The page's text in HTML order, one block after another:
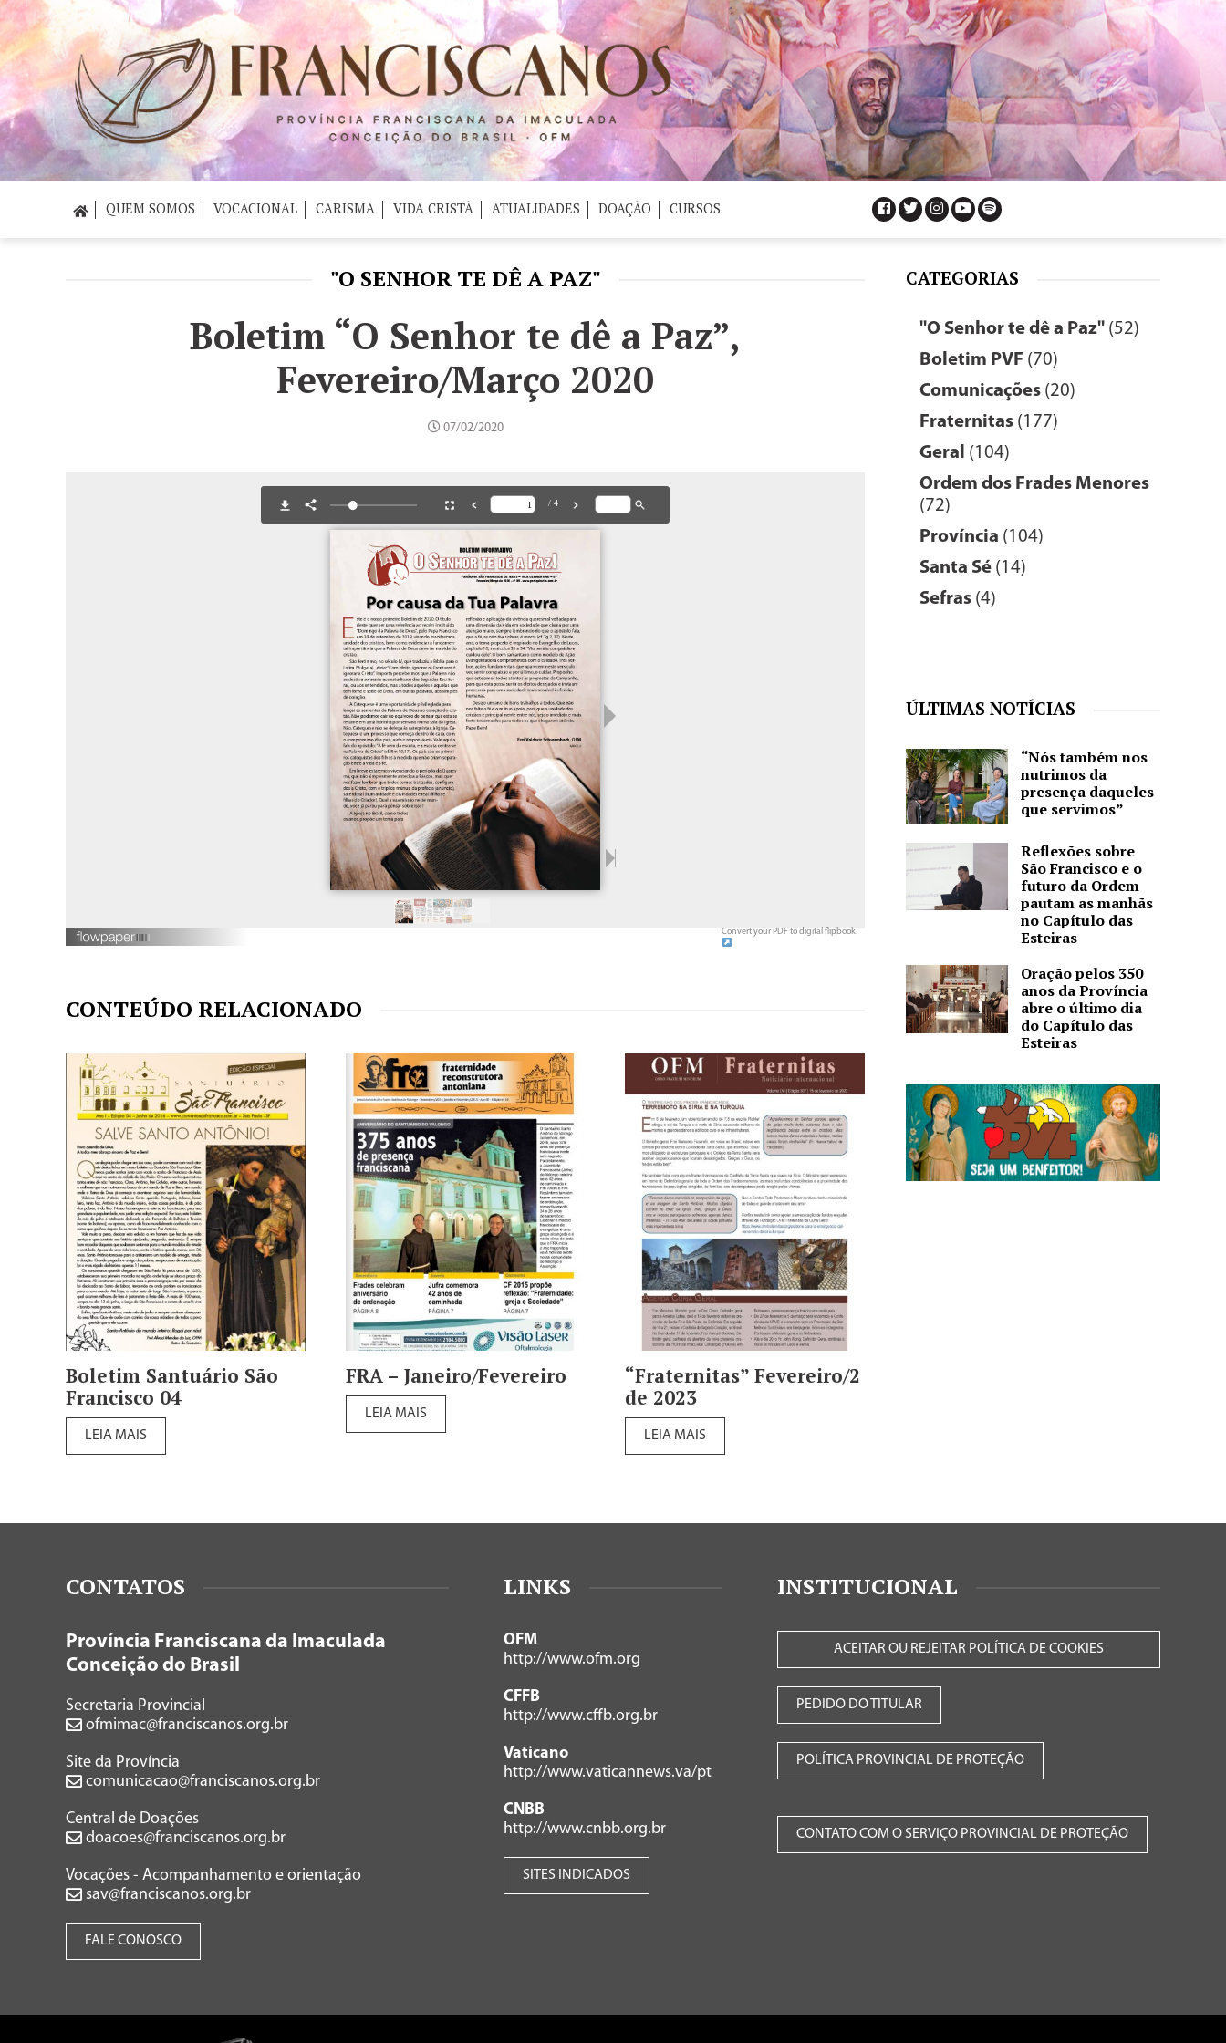
QUEM SOMOS VOCACIONAL CARISMA VIDA CRISTÃ ATUALIDADES DOAÇÃO CURSOS
"O SENHOR TE DÊ A PAZ"
Boletim “O Senhor te dê a Paz”,
Fevereiro/Março 2020
07/02/2020
Convert your PDF to digital flipbook
CONTEÚDO RELACIONADO
Boletim Santuário São
Francisco 04
LEIA MAIS
FRA – Janeiro/Fevereiro
LEIA MAIS
“Fraternitas” Fevereiro/2
de 2023
LEIA MAIS
CATEGORIAS
"O Senhor te dê a Paz" (52)
Boletim PVF (70)
Comunicações (20)
Fraternitas (177)
Geral (104)
Ordem dos Frades Menores
(72)
Província (104)
Santa Sé (14)
Sefras (4)
ÚLTIMAS NOTÍCIAS
“Nós também nos
nutrimos da
presença daqueles
que servimos”
Reflexões sobre
São Francisco e o
futuro da Ordem
pautam as manhãs
no Capítulo das
Esteiras
Oração pelos 350
anos da Província
abre o último dia
do Capítulo das
Esteiras
INSTITUCIONAL
ACEITAR OU REJEITAR POLÍTICA DE COOKIES
PEDIDO DO TITULAR
POLÍTICA PROVINCIAL DE PROTEÇÃO
CONTATO COM O SERVIÇO PROVINCIAL DE PROTEÇÃO
CONTATOS
Província Franciscana da Imaculada
Conceição do Brasil
Secretaria Provincial
ofmimac@franciscanos.org.br
Site da Província
comunicacao@franciscanos.org.br
Central de Doações
doacoes@franciscanos.org.br
Vocações - Acompanhamento e orientação
sav@franciscanos.org.br
FALE CONOSCO
LINKS
OFM
http://www.ofm.org
CFFB
http://www.cffb.org.br
Vaticano
http://www.vaticannews.va/pt
CNBB
http://www.cnbb.org.br
SITES INDICADOS